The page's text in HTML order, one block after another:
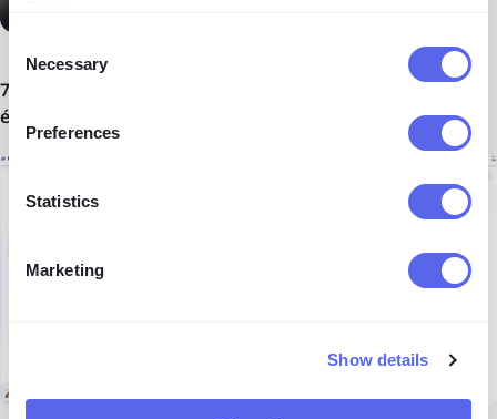
Selection
Necessary
Preferences
Statistics
Marketing
Show details
7. Explorez d'autres catégories et suivez les mêmes
étapes.